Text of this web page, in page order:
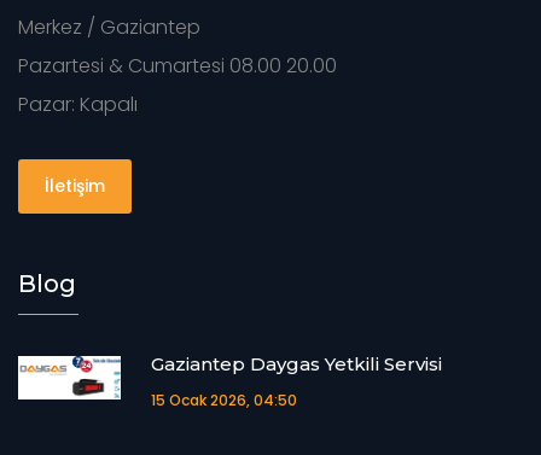
Merkez / Gaziantep
Pazartesi & Cumartesi 08.00 20.00
Pazar: Kapalı
İletişim
Blog
Gaziantep Daygas Yetkili Servisi
15 Ocak 2026, 04:50